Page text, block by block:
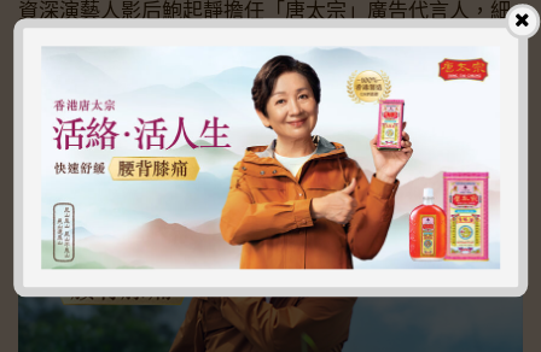
資深演藝人影后鮑起靜擔任「唐太宗」廣告代言人，細
說攀過演藝高峰，原來身體才是要征服的高山，如何活
睇片。